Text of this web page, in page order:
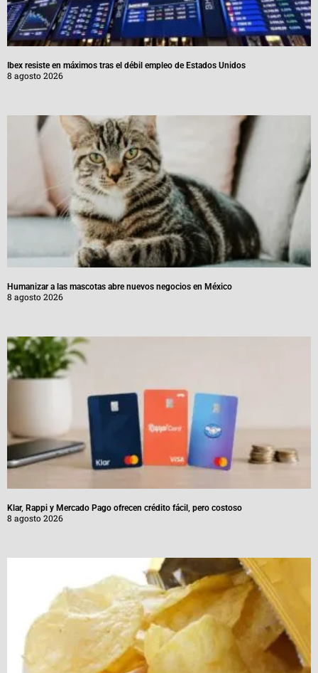
Ibex resiste en máximos tras el débil empleo de Estados Unidos
8 agosto 2026
Humanizar a las mascotas abre nuevos negocios en México
8 agosto 2026
Klar, Rappi y Mercado Pago ofrecen crédito fácil, pero costoso
8 agosto 2026